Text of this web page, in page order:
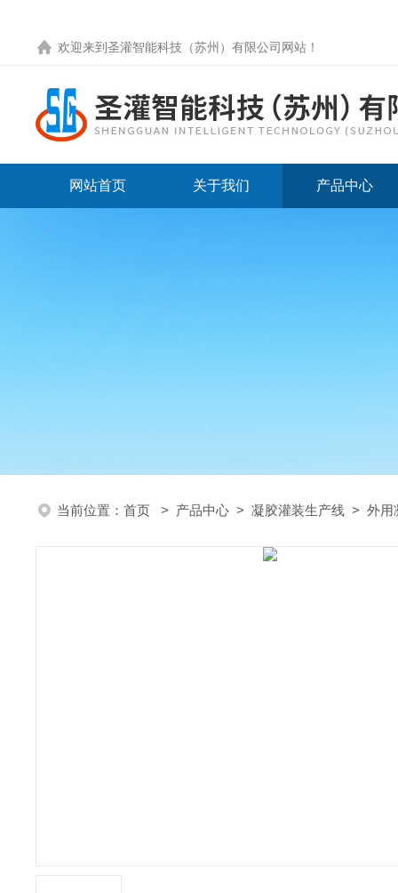
欢迎来到圣灌智能科技（苏州）有限公司网站！
网站首页 关于我们 产品中心
当前位置： 首页 > 产品中心 > 凝胶灌装生产线 > 外用